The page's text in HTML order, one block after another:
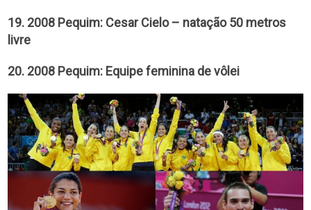
19. 2008 Pequim: Cesar Cielo – natação 50 metros
livre
20. 2008 Pequim: Equipe feminina de vôlei